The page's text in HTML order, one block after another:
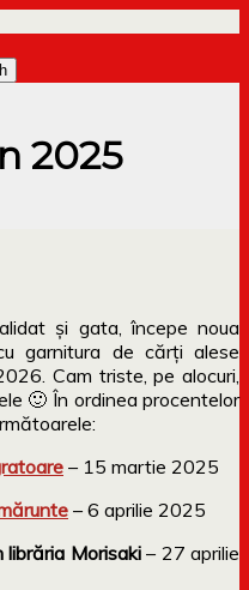
2025
și gata, începe noua
garnitura de cărți alese
Cam triste, pe alocuri,
🙂 În ordinea procentelor
– 15 martie 2025
– 6 aprilie 2025
librăria Morisaki– 27 aprilie